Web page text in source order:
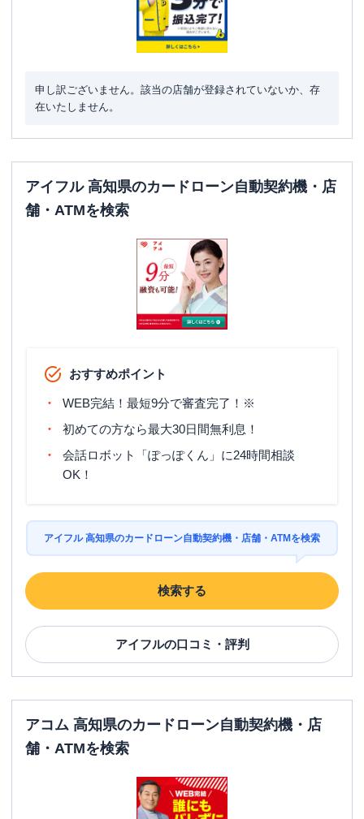
申し訳ございません。該当の店舗が登録されていないか、存
在いたしません。
アイフル 高知県のカードローン自動契約機・店
舗・ATMを検索
おすすめポイント
WEB完結！最短9分で審査完了！※
初めての方なら最大30日間無利息！
会話ロボット「ぽっぽくん」に24時間相談
OK！
アイフル 高知県のカードローン自動契約機・店舗・ATMを検索
検索する
アイフルの口コミ・評判
アコム 高知県のカードローン自動契約機・店
舗・ATMを検索